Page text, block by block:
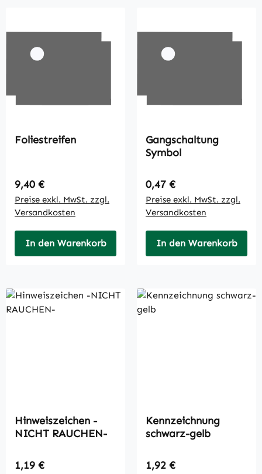
Foliestreifen
Regulärer Preis:
9,40 €
Preise exkl. MwSt. zzgl.
Versandkosten
In den Warenkorb
Gangschaltung
Symbol
Regulärer Preis:
0,47 €
Preise exkl. MwSt. zzgl.
Versandkosten
In den Warenkorb
Hinweiszeichen -
NICHT RAUCHEN-
Regulärer Preis:
1,19 €
Kennzeichnung
schwarz-gelb
Regulärer Preis:
1,92 €